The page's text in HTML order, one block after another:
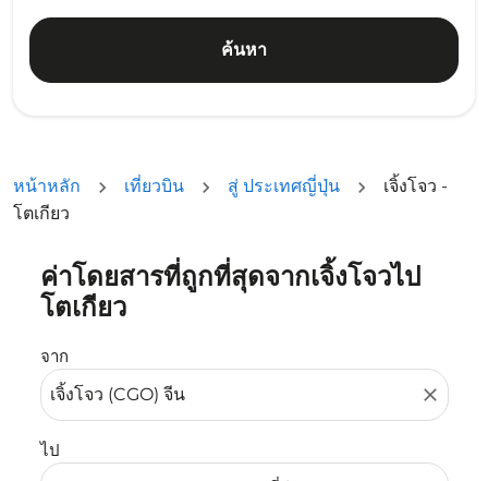
ค้นหา
หน้าหลัก เที่ยวบิน สู่ ประเทศญี่ปุ่น
เจิ้งโจว -
โตเกียว
ค่าโดยสารที่ถูกที่สุดจากเจิ้งโจวไป
โตเกียว
จาก
close
ไป
ลองอัปเดตเส้นทางของคุณ (ต้นทางและ/หรือปลายทาง) หรื